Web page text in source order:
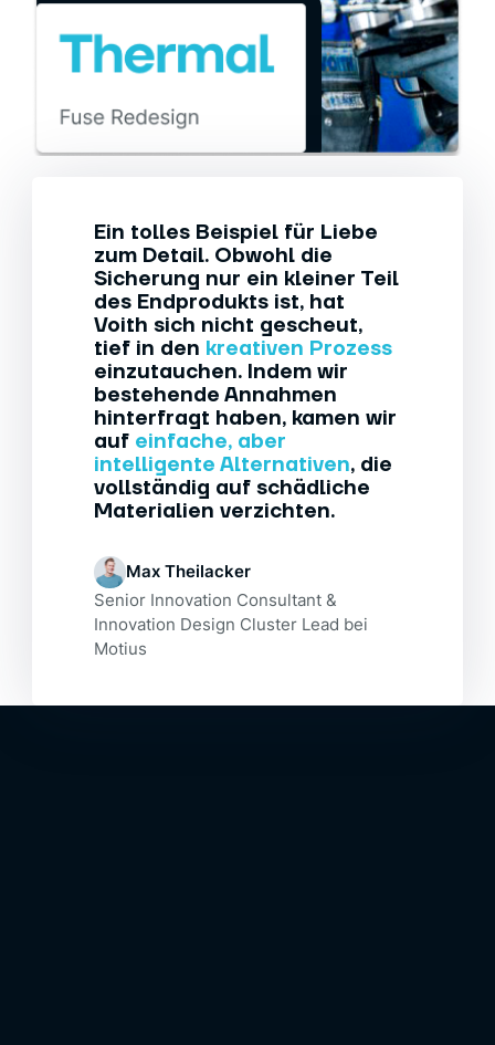
Ein tolles Beispiel für Liebe
zum Detail. Obwohl die
Sicherung nur ein kleiner Teil
des Endprodukts ist, hat
Voith sich nicht gescheut,
tief in den kreativen Prozess
einzutauchen. Indem wir
bestehende Annahmen
hinterfragt haben, kamen wir
auf einfache, aber
intelligente Alternativen, die
vollständig auf schädliche
Materialien verzichten.
Max Theilacker
Senior Innovation Consultant &
Innovation Design Cluster Lead bei
Motius